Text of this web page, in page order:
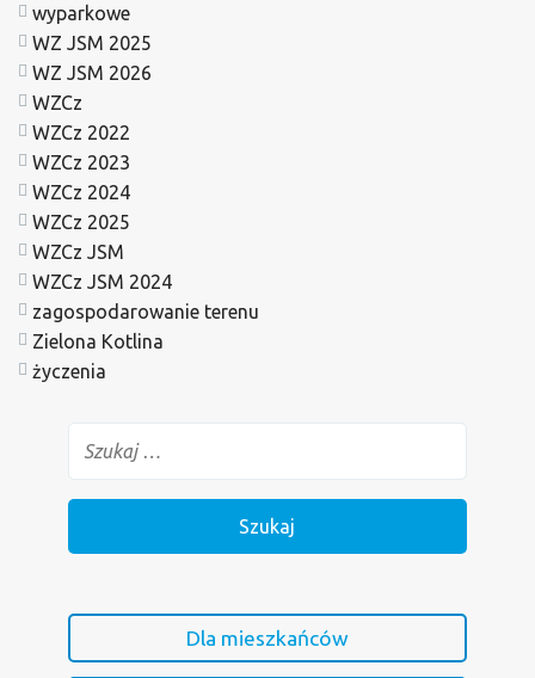
wyparkowe
WZ JSM 2025
WZ JSM 2026
WZCz
WZCz 2022
WZCz 2023
WZCz 2024
WZCz 2025
WZCz JSM
WZCz JSM 2024
zagospodarowanie terenu
Zielona Kotlina
życzenia
Dla mieszkańców